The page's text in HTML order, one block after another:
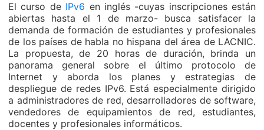
El curso de IPv6 en inglés -cuyas inscripciones están
abiertas hasta el 1 de marzo- busca satisfacer la
demanda de formación de estudiantes y profesionales
de los países de habla no hispana del área de LACNIC.
La propuesta, de 20 horas de duración, brinda un
panorama general sobre el último protocolo de
Internet y aborda los planes y estrategias de
despliegue de redes IPv6. Está especialmente dirigido
a administradores de red, desarrolladores de software,
vendedores de equipamientos de red, estudiantes,
docentes y profesionales informáticos.